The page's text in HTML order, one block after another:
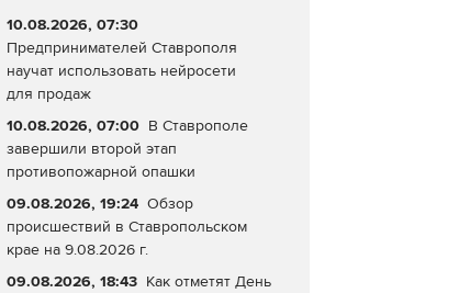
10.08.2026, 07:30
Предпринимателей Ставрополя
научат использовать нейросети
для продаж
10.08.2026, 07:00 В Ставрополе
завершили второй этап
противопожарной опашки
09.08.2026, 19:24 Обзор
происшествий в Ставропольском
крае на 9.08.2026 г.
09.08.2026, 18:43 Как отметят День